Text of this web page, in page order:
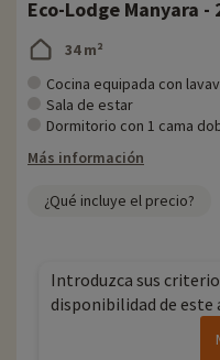
Eco-Lodge Manyara
34 m²
Cocina equipada con
Sala de estar
Dormitorio con 1 cama
Más información
¿Qué incluye el precio?
Introduzca sus
disponibilidad de